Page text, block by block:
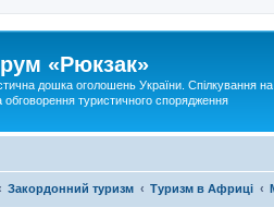
«Рюкзак»
дошка оголошень України. Спілкування на
туристичного спорядження
Закордонний туризм Туризм в Африці